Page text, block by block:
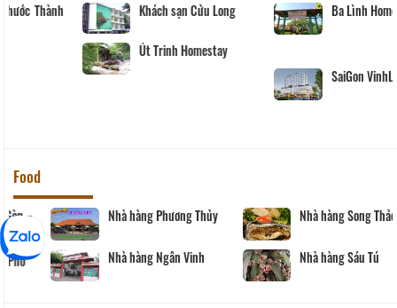
Khách sạn Phước Thành
IV
Khách sạn Cửu Long
Food
Nhà hàng Phương Thủy Nhà hàng Song Thảo
Nhà hàng Ngân Vinh Nhà hàng Sáu Tú